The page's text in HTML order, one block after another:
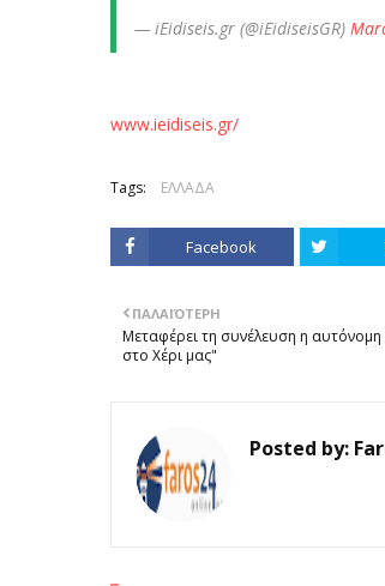
— iEidiseis.gr (@iEidiseisGR)
www.ieidiseis.gr/
Tags: ΕΛΛΑΔΑ
Facebook
ΠΑΛΑΙΌΤΕΡΗ
Μεταφέρει τη συνέλευση η αυτόνομη
στο Χέρι μας"
Posted by: